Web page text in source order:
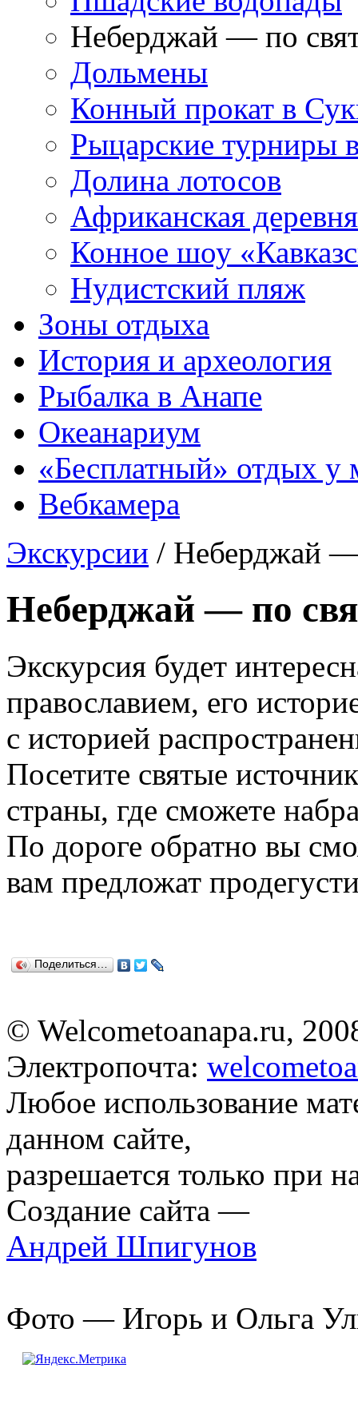
Неберджай — по
Дольмены
Конный прокат в
Рыцарские турниры
Долина лотосов
Африканская деревня
Конное шоу
Нудистский пляж
Зоны отдыха
История и археология
Рыбалка в Анапе
Океанариум
«Бесплатный» отдых у
Вебкамера
Экскурсии / Неберджай
Неберджай — по
Экскурсия будет
православием, его
с историей
Посетите святые
страны, где сможете
По дороге обратно вы
вам предложат
Поделиться…
© Welcometoanapa.ru,
Электропочта:
Любое использование
данном сайте,
разрешается только при
Создание сайта —
Андрей Шпигунов
Фото — Игорь и Ольга